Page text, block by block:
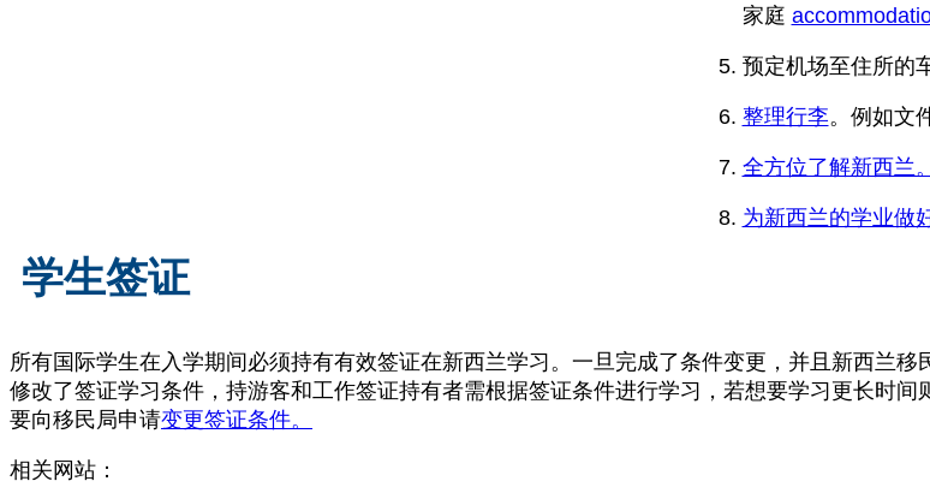
家庭
预定机场至住所的
整理行李。例如文
全方位了解新西兰。
为新西兰的学业做
学生签证
所有国际学生在入学期间必须持有有效签证在新西兰学习。一旦完成了条件变更，并且新西兰移
修改了签证学习条件，持游客和工作签证持有者需根据签证条件进行学习，若想要学习更长时间
要向移民局申请变更签证条件。
相关网站：